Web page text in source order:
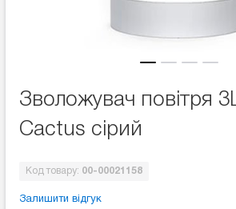
Зволожувач повітря
Cactus сірий
Код товару: 00-00021158
Залишити відгук